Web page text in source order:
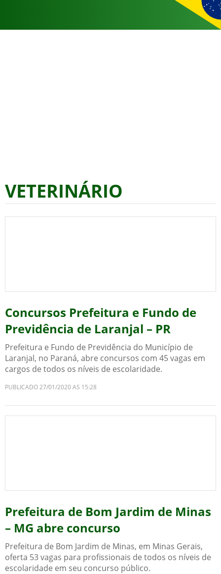
VETERINÁRIO
Concursos Prefeitura e Fundo de
Previdência de Laranjal – PR
Prefeitura e Fundo de Previdência do Município de
Laranjal, no Paraná, abre concursos com 45 vagas em
cargos de todos os níveis de escolaridade.
PUBLICADO 27/01/2020 AS 15:28
Prefeitura de Bom Jardim de Minas
– MG abre concurso
Prefeitura de Bom Jardim de Minas, em Minas Gerais,
oferta 53 vagas para profissionais de todos os níveis de
escolaridade em seu concurso público.